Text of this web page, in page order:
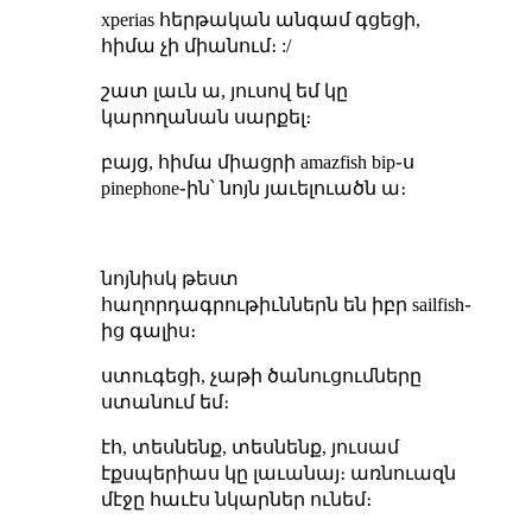
xperias հերթական անգամ գցեցի,
հիմա չի միանում։ :/
շատ լաւն ա, յուսով եմ կը
կարողանան սարքել։
բայց, հիմա միացրի amazfish bip֊ս
pinephone֊ին՝ նոյն յաւելուածն ա։
նոյնիսկ թեստ
հաղորդագրութիւններն են իբր sailfish֊
ից գալիս։
ստուգեցի, չաթի ծանուցումները
ստանում եմ։
էհ, տեսնենք, տեսնենք, յուսամ
էքսպերիաս կը լաւանայ։ առնուազն
մէջը հաւէս նկարներ ունեմ։